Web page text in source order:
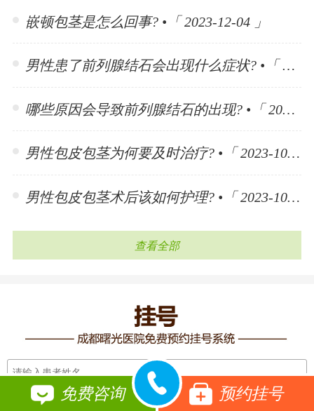
嵌顿包茎是怎么回事? •「 2023-12-04 」
男性患了前列腺结石会出现什么症状? •「 2023-11-10 」
哪些原因会导致前列腺结石的出现? •「 2023-11-10 」
男性包皮包茎为何要及时治疗? •「 2023-10-30 」
男性包皮包茎术后该如何护理? •「 2023-10-30 」
查看全部
免费咨询 预约挂号